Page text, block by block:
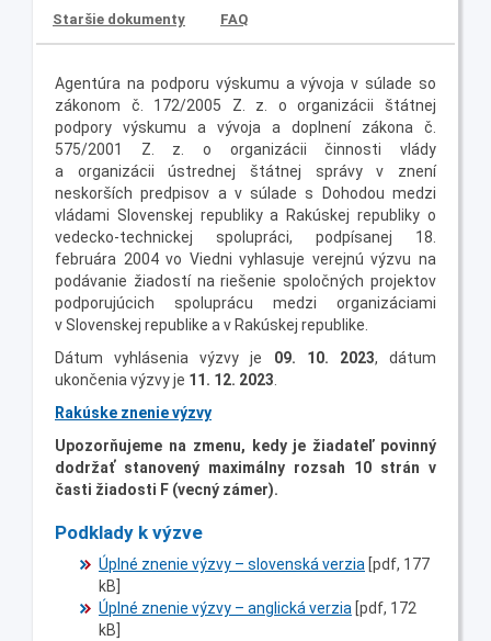
Staršie dokumenty FAQ
Agentúra na podporu výskumu a vývoja v súlade so
zákonom č. 172/2005 Z. z. o organizácii štátnej
podpory výskumu a vývoja a doplnení zákona č.
575/2001 Z. z. o organizácii činnosti vlády
a organizácii ústrednej štátnej správy v znení
neskorších predpisov a v súlade s Dohodou medzi
vládami Slovenskej republiky a Rakúskej republiky o
vedecko-technickej spolupráci, podpísanej 18.
februára 2004 vo Viedni vyhlasuje verejnú výzvu na
podávanie žiadostí na riešenie spoločných projektov
podporujúcich spoluprácu medzi organizáciami
v Slovenskej republike a v Rakúskej republike.
Dátum vyhlásenia výzvy je 09. 10. 2023, dátum
ukončenia výzvy je 11. 12. 2023
Rakúske znenie výzvy
Upozorňujeme na zmenu, kedy je žiadateľ povinný
dodržať stanovený maximálny rozsah 10 strán v
časti žiadosti F (vecný zámer).
Podklady k výzve
Úplné znenie výzvy – slovenská verzia [pdf, 177
kB]
Úplné znenie výzvy – anglická verzia [pdf, 172
kB]